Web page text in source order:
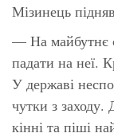
Мізинець
— На майбутнє
падати на неї.
У державі
чутки з заходу.
кінні та піші